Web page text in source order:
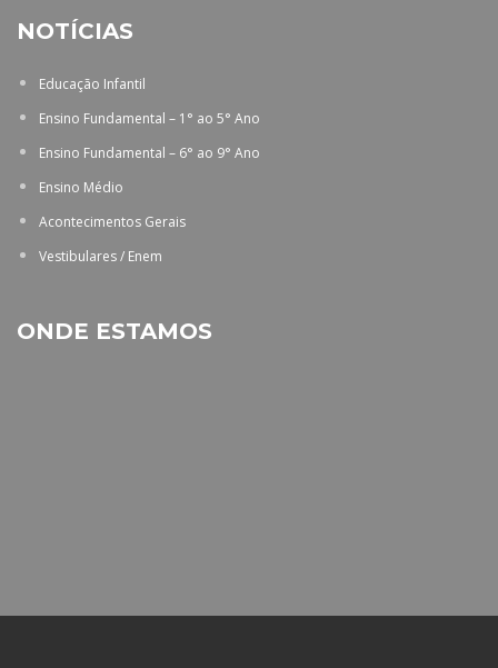
NOTÍCIAS
Educação Infantil
Ensino Fundamental – 1° ao 5° Ano
Ensino Fundamental – 6° ao 9° Ano
Ensino Médio
Acontecimentos Gerais
Vestibulares / Enem
ONDE ESTAMOS